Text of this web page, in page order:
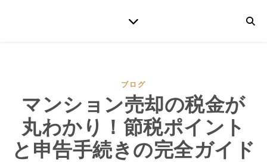
ブログ
マンション売却の税金が
丸わかり！節税ポイント
と申告手続きの完全ガイド